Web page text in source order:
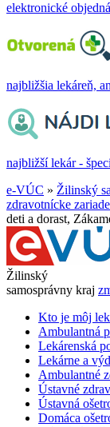
elektronické
najbližšia lekáreň,
najbližší lekár -
e-VÚC » Žilinský
zdravotnícke
deti a dorast,
Žilinský
samosprávny kraj
Kto je môj
Ambulantná
Lekárenská
Lekárne a
Ambulantné
Ústavné
Ústavná
Domáca